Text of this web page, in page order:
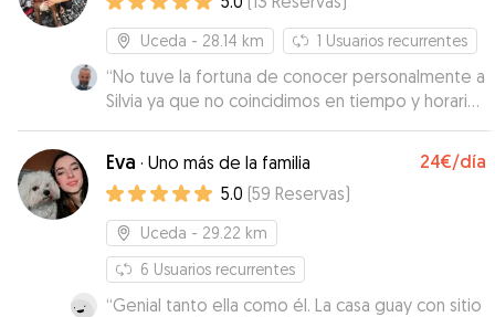
Uceda - 28.14 km 1 Usuarios recurrentes
“No tuve la fortuna de conocer personalmente a
Silvia ya que no coincidimos en tiempo y horario,
pero su madre que fue quien nos recibió, fue
encantadora.. Muy atentas ambas en hacerme
saber que la Ylla estaba bien en todo momento
y muy agradecido por su excelente disposición
a cuidármela con tan poco margen de tiempo.
Literalmente me salvaron "in extremis".
¡GRACIAS!”
Eva · Uno más de la familia 24€/día
5.0 (59 Reservas)
Uceda - 29.22 km
6 Usuarios recurrentes
“Genial tanto ella como él. La casa guay con sitio